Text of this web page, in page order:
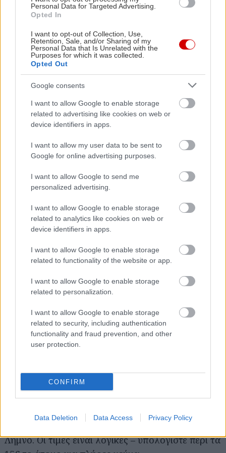
Personal Data for Targeted Advertising.
Opted In
I want to opt-out of Collection, Use,
Retention, Sale, and/or Sharing of my
Personal Data that Is Unrelated with the
Purposes for which it was collected.
Opted Out
Google consents
I want to allow Google to enable storage
related to advertising like cookies on web or
device identifiers in apps.
I want to allow my user data to be sent to
Google for online advertising purposes.
I want to allow Google to send me
personalized advertising.
I want to allow Google to enable storage
related to analytics like cookies on web or
device identifiers in apps.
I want to allow Google to enable storage
related to functionality of the website or app.
I want to allow Google to enable storage
related to personalization.
I want to allow Google to enable storage
related to security, including authentication
functionality and fraud prevention, and other
user protection.
CONFIRM
Data Deletion Data Access Privacy Policy
μενού, όπως το ριζότο με θαλασσινά, το ξιδάτο
χταπόδι, η ταραμοσαλάτα και η κάπαρη στιφάδο.
Φημισμένες είναι και οι τηγανητές πατάτες της
Βόλτας, ενώ δεν λέμε όχι και στο ρολό
κοτόπουλου ή τα λουκάνικα κουνελιού. Δεν
αποκλείεται τις Παρασκευές να πετύχετε και live
μουσικές βραδιές, που εγκαινιάστηκαν πρόσφατα.
Ο λογαριασμός κυμαίνεται στα 15€ κατ’ άτομο.
Πετραλώνι
Πλατεία Ηούς και Αθηνοδώρου 18, τηλ:
2103478547
Στην όμορφη πετρόχτιστη σάλα αυτού του
συμπαθέστατου μεζεδοπωλείου, πιάνουμε θέση
κοντά στα λουλουδιασμένα παράθυρα και
δοκιμάζουμε λαχταριστά καισαροπιτάκια,
σουτζούκι, σουτζουκάδα, κοκκινιστό μοσχάρι,
σπετσοφάι, και άλλους χειροποίητους μεζέδες
μαζί με ρακή από την Κρήτη, τσίπουρο από τον
Τύρναβο, ούζο από τη Μυτιλήνη και κρασί από τη
Λήμνο. Οι τιμές είναι λογικές – υπολογίστε περί τα